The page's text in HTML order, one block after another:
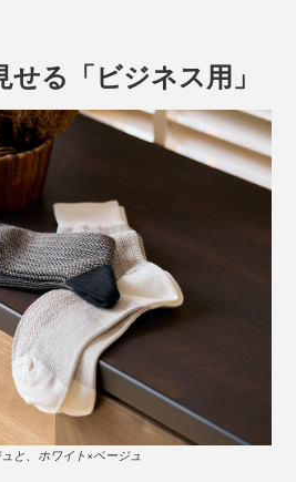
地いい感じ……まるで、麻のよう
ります。
質構造。目に見えないほど、微
機の力が強いと、糸が切れて、
らです。
せる「ビジネス用」
と、ホワイト×ベージュ